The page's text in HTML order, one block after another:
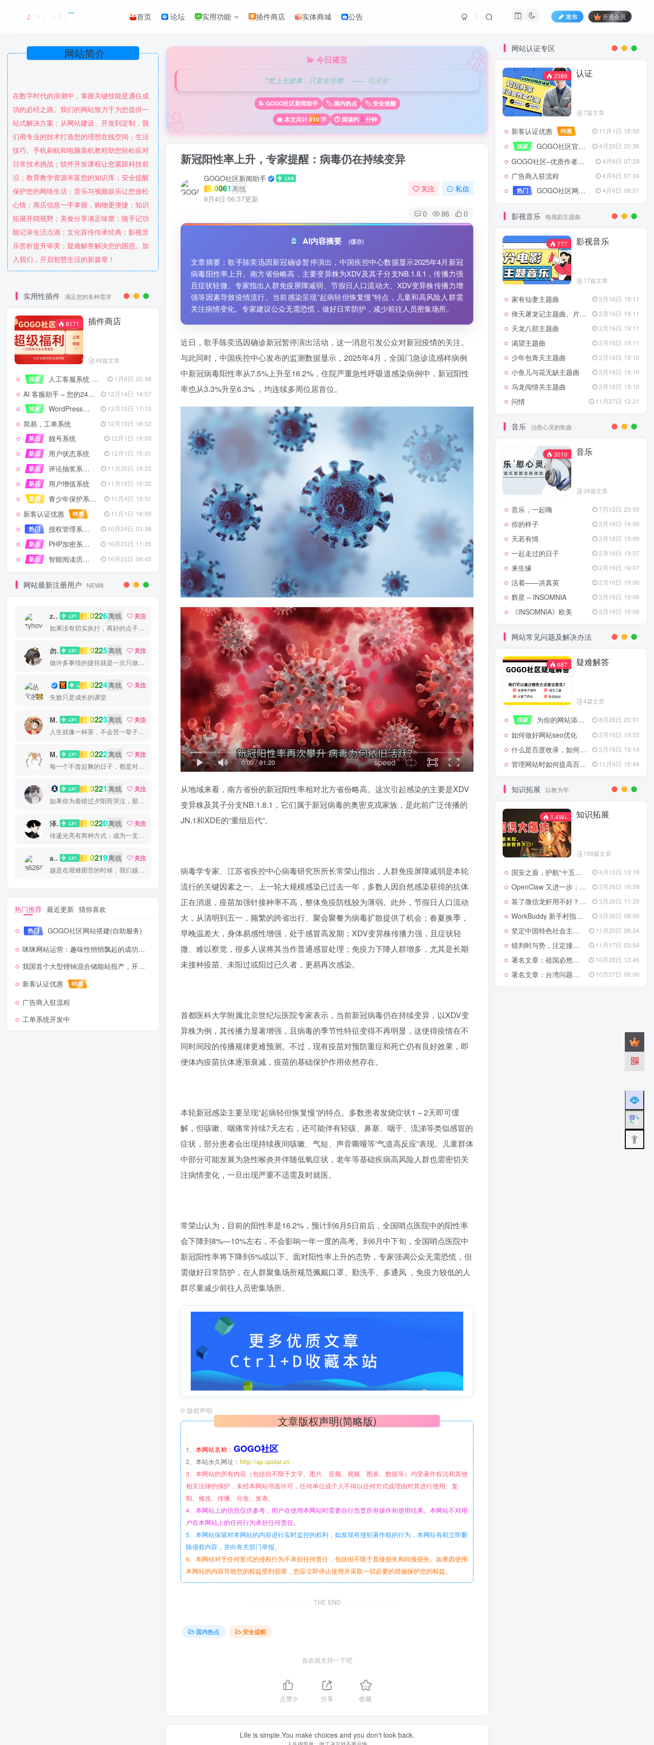
首页 论坛 实用功能 插件商店 实体商城 公告 发布 开通会员
在数字时代的浪潮中，掌握关键技能是通往成
功的必经之路。我们的网站致力于为您提供一
站式解决方案：从网站建设、开发到定制，我
们用专业的技术打造您的理想在线空间；生活
技巧、手机刷机和电脑装机教程助您轻松应对
日常技术挑战；软件开发课程让您紧跟科技前
沿；教育教学资源丰富您的知识库；安全提醒
保护您的网络生活；音乐与视频娱乐让您放松
心情；商店信息一手掌握，购物更便捷；知识
拓展开阔视野；美食分享满足味蕾；随手记功
能记录生活点滴；文化宣传传承经典；影视音
乐赏析提升审美；疑难解答解决您的困惑。加
入我们，开启智慧生活的新篇章！
实用性插件 满足您的各种需求
8171 插件商店
49篇文章
独家 人工客服系统 技术开发文档 1月6日 20:48
AI 客服助手 – 您的24/7智能客服专家
12月14日 14:57
独家
WordPress设备管理器插件 – 专业版 12月13日 17:13
简易，工单系统
12月13日 16:02
新品
靓号系统
12月1日 16:03
新品
用户状态系统
12月1日 15:31
新品
评论抽奖系统 – 完整功能详解
11月25日 19:23
新品
用户增值系统
11月15日 10:32
重磅
青少年保护系统 专为子比主题开发 11月4日 19:31
新客认证优惠 特惠
11月1日 18:50
热门
授权管理系统子比主题专版
10月24日 03:38
新品
PHP加密系统专业版
10月23日 11:35
新品
智能阅读历史系统 10月23日 06:43
网站最新注册用户 NEW8
zyhove 靓:0226离线
关注
如果没有切实执行，再好的点子也是徒劳
勿听 靓:0225离线
关注
做许多事情的捷径就是一次只做一件一件事
丛宝 靓:0224离线
关注
失败只是成长的课堂
MS-康娃 靓:0223离线
关注
人生就像一杯茶，不会苦一辈子，但总会苦一阵子
Miss 先生 靓:0222离线
关注
每一个不曾起舞的日子，都是对生命的辜负
猫小白 靓:0221 离线
关注
如果你为着错过夕阳而哭泣，那么你就要错群星了
泽宇 靓:0220离线
关注
传递光亮有两种方式：成为一支蜡烛或当一面镜子
a626911 靓:0219离线
关注
越是在艰难困苦的时候，我们越是要看到希望
热门推荐 最近更新 猜你喜欢
热门
GOGO社区网站搭建(自助服务)
咪咪网站运营：趣味性悄悄飘起的成功风头
我国首个大型锂钠混合储能站投产，开启储能新时代
新客认证优惠
特惠
广告商入驻流程
工单系统开发中
🎀
🌸
💫 今日箴言
"世上无难事，只要肯登攀。 —— 毛泽东"
📝 GOGO社区新闻助手 🏷️ 国内热点
🏷️ 安全提醒
📖 本文共计810字 ⏱️ 阅读约3 分钟
新冠阳性率上升，专家提醒：病毒仍在持续变异
GOGO社区新闻助手
靓:0061 离线
9月4日 06:37更新
关注 私信
0 86 0
AI内容摘要 (缓存)
文章摘要：歌手陈奕迅因新冠确诊暂停演出，中国疾控中心数据显示2025年4月新冠
病毒阳性率上升。南方省份略高，主要变异株为XDV及其子分支NB.1.8.1，传播力强
且症状轻微。专家指出人群免疫屏障减弱、节假日人口流动大、XDV变异株传播力增
强等因素导致疫情流行。当前感染呈现“起病轻但恢复慢”特点，儿童和高风险人群需
关注病情变化。专家建议公众无需恐慌，做好日常防护，减少前往人员密集场所。
近日，歌手陈奕迅因确诊新冠暂停演出活动，这一消息引发公众对新冠疫情的关注。
与此同时，中国疾控中心发布的监测数据显示，2025年4月，全国门急诊流感样病例
中新冠病毒阳性率从7.5%上升至16.2%，住院严重急性呼吸道感染病例中，新冠阳性
率也从3.3%升至6.3% ，均连续多周位居首位。
0:00/01:20 speed
从地域来看，南方省份的新冠阳性率相对北方省份略高。这次引起感染的主要是XDV
变异株及其子分支NB.1.8.1，它们属于新冠病毒的奥密克戎家族，是此前广泛传播的
JN.1和XDE的“重组后代”。
病毒学专家、江苏省疾控中心病毒研究所所长常荣山指出，人群免疫屏障减弱是本轮
流行的关键因素之一。上一轮大规模感染已过去一年，多数人因自然感染获得的抗体
正在消退，疫苗加强针接种率不高，整体免疫防线较为薄弱。此外，节假日人口流动
大，从清明到五一，频繁的跨省出行、聚会聚餐为病毒扩散提供了机会；春夏换季，
早晚温差大，身体易感性增强，处于感冒高发期；XDV变异株传播力强，且症状轻
微、难以察觉，很多人误将其当作普通感冒处理；免疫力下降人群增多，尤其是长期
未接种疫苗、未阳过或阳过已久者，更易再次感染。
首都医科大学附属北京世纪坛医院专家表示，当前新冠病毒仍在持续变异，以XDV变
异株为例，其传播力显著增强，且病毒的季节性特征变得不再明显，这使得疫情在不
同时间段的传播规律更难预测。不过，现有疫苗对预防重症和死亡仍有良好效果，即
便体内疫苗抗体逐渐衰减，疫苗的基础保护作用依然存在。
本轮新冠感染主要呈现“起病轻但恢复慢”的特点。多数患者发烧症状1 – 2天即可缓
解，但咳嗽、咽痛常持续7天左右，还可能伴有轻咳、鼻塞、咽干、流涕等类似感冒的
症状，部分患者会出现持续夜间咳嗽、气短、声音嘶哑等“气道高反应”表现。儿童群体
中部分可能发展为急性喉炎并伴随低氧症状，老年等基础疾病高风险人群也需密切关
注病情变化，一旦出现严重不适需及时就医。
常荣山认为，目前的阳性率是16.2%，预计到6月5日前后，全国哨点医院中的阳性率
会下降到8%—10%左右，不会影响一年一度的高考。到6月中下旬，全国哨点医院中
新冠阳性率将下降到5%或以下。面对阳性率上升的态势，专家强调公众无需恐慌，但
需做好日常防护，在人群聚集场所规范佩戴口罩、勤洗手、多通风 ，免疫力较低的人
群尽量减少前往人员密集场所。
© 版权声明
文章版权声明(简略版)
1、 本网站名称： GOGO社区
2、本站永久网址： http://ap.cpolar.cn
3、本网站的所有内容（包括但不限于文字、图片、音频、视频、图表、数据等）均受著作权法和其他
相关法律的保护，未经本网站书面许可，任何单位或个人不得以任何方式或理由对其进行使用、复
制、修改、传播、分发、发表。
4、本网站上的信息仅供参考，用户在使用本网站时需要自行负责所有操作和使用结果。本网站不对用
户在本网站上的任何行为承担任何责任。
5、本网站保留对本网站的内容进行实时监控的权利，如发现有侵犯著作权的行为，本网站有权立即删
除侵权内容，并向有关部门举报。
6、本网站对于任何形式的侵权行为不承担任何责任，包括但不限于直接损失和间接损失。如果因使用
本网站的内容导致您的权益受到损害，您应立即停止使用并采取一切必要的措施保护您的权益。
THE END
国内热点 安全提醒
喜欢就支持一下吧
点赞0 分享 收藏
Life is simple.You make choices and you don't look back.
网站认证专区
2389 认证
7篇文章
新客认证优惠 特惠
11月1日 18:50
独家
GOGO社区官方成员认证 4月20日 20:36
GOGO社区–优质作者认证 4月6日 07:29
广告商入驻流程
4月6日 07:24
热门
GOGO社区网站搭建(自助服务) 4月6日 06:51
影视音乐 电视剧主题曲
777 影视音乐
17篇文章
家有仙妻主题曲 2月16日 19:11
倚天屠龙记主题曲、片头曲 2月16日 19:11
天龙八部主题曲 2月16日 19:11
渴望主题曲 2月16日 19:11
少年包青天主题曲 2月16日 19:10
小鱼儿与花无缺主题曲 2月16日 19:10
乌龙闯情关主题曲 2月16日 19:10
问情 11月27日 13:21
音乐 治愈心灵的歌曲
3010 音乐
28篇文章
音乐，一起嗨 7月12日 23:55
你的样子 2月16日 19:09
天若有情 2月16日 19:09
一起走过的日子 2月16日 19:07
来生缘 2月16日 19:07
活着——洪真英 2月16日 19:06
辉星 – INSOMNIA 2月16日 19:06
《INSOMNIA》欧美 2月16日 19:06
网站常见问题及解决办法
687 疑难解答
4篇文章
独家 为你的网站添加百度登录 8月26日 20:01
如何做好网站seo优化 2月16日 19:33
什么是百度收录，如何提高收录量？ 2月16日 19:14
管理网站时如何提高百度权重？ 11月9日 15:44
知识拓展 以教为学
1.4W+ 知识拓展
199篇文章
国安之盾，护航“十五五”新征程 4月13日 13:18
OpenClaw 又进一步：微信直连+安全检测+版本切换 3月26日 16:28
装了微信龙虾用不好？3步让你轻松指挥AI干活！ 3月26日 11:25
WorkBuddy 新手村指南：10 个核心技巧帮你解锁满级虾🦞！ 3月26日 08:09
坚定中国特色社会主义法治的政治定力 11月20日 06:24
错判时与势，注定撞南墙 11月17日 03:54
署名文章：祖国必然统一势不可挡 10月28日 13:45
署名文章：台湾问题的由来和性质 10月27日 06:06
新客认证优惠 特惠
11月1日 18:50
独家
GOGO社区官方成员认证
GOGO社区–优质作者认证
广告商入驻流程
4月6日 07:24
热门
GOGO社区网站搭建(自助服务) 4月6日 06:51
电视剧主题曲
影视音乐
17篇文章
家有仙妻主题曲 2月16日 19:11
倚天屠龙记主题曲、片头曲 2月16日 19:11
渴望主题曲
少年包青天主题曲
小鱼儿与花无缺主题曲
乌龙闯情关主题曲 2月16日 19:10
问情 11月27日 13:21
治愈心灵的歌曲
28篇文章
音乐，一起嗨 7月12日 23:55
你的样子 2月16日 19:09
一起走过的日子 2月16日 19:07
来生缘
活着——洪真英
辉星 – INSOMNIA 2月16日 19:06
《INSOMNIA》欧美 2月16日 19:06
疑难解答
4篇文章
独家 为你的网站添加百度登录
如何做好网站seo优化
什么是百度收录，如何提高收录量？ 2月16日 19:14
管理网站时如何提高百度权重？ 11月9日 15:44
以教为学
知识拓展
199篇文章
国安之盾，护航“十五五”新征程 4月13日 13:18
11月20日 06:24
11月17日 03:54